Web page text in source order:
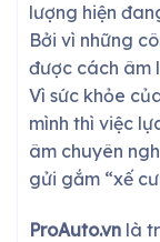
lượng hiện
Bởi vì những
được cách âm
Vì sức khỏe
mình thì việc
âm chuyên
gửi gắm “xế
ProAuto.vn là